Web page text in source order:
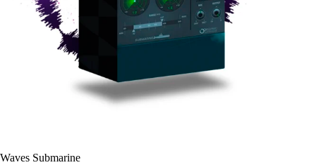
Waves Submarine